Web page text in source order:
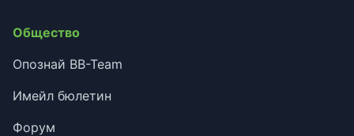
Общество
Опознай BB-Team
Имейл бюлетин
Форум